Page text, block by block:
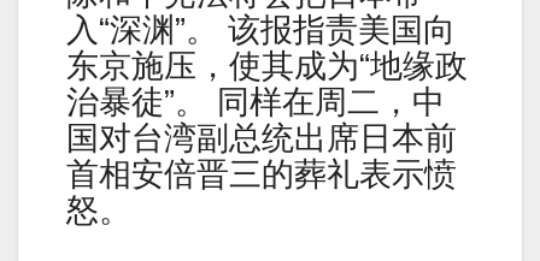
入“深渊”。 该报指责美国向
东京施压，使其成为“地缘政
治暴徒”。 同样在周二，中
国对台湾副总统出席日本前
首相安倍晋三的葬礼表示愤
怒。